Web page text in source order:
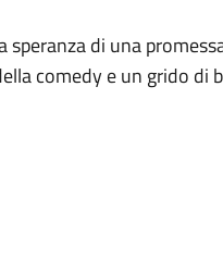
di una
comedy e un grido di